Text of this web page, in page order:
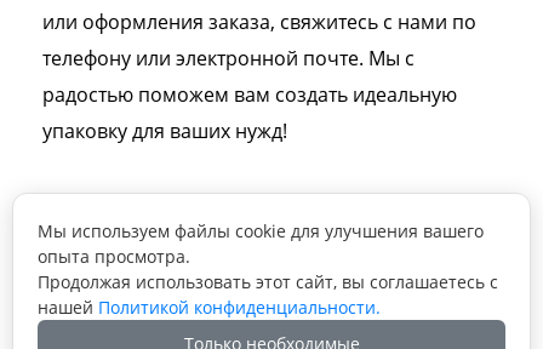
или оформления заказа, свяжитесь с нами по
телефону или электронной почте. Мы с
радостью поможем вам создать идеальную
упаковку для ваших нужд!

Предыдущая статья: Оптовая упаковка из
перерабатываемой крафт-бумаги для
Мы используем файлы cookie для улучшения вашего
опыта просмотра.
Продолжая использовать этот сайт, вы соглашаетесь с
нашей Политикой конфиденциальности.
Только необходимые